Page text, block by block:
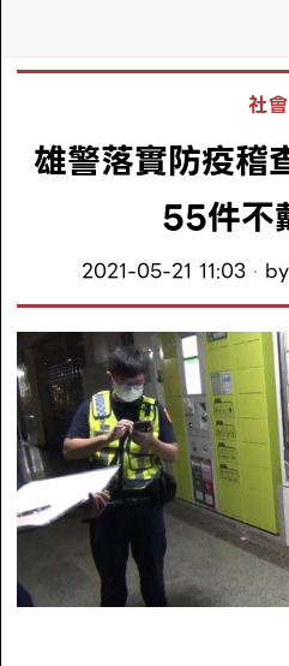
社會
雄警落實防疫稽
55件不
2021-05-21 11:03 by